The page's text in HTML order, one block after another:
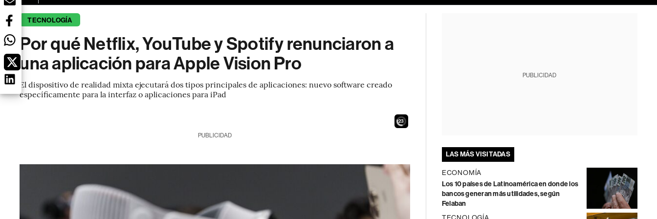
TECNOLOGÍA
Por qué Netflix, YouTube y Spotify renunciaron a
una aplicación para Apple Vision Pro
El dispositivo de realidad mixta ejecutará dos tipos principales de aplicaciones: nuevo software creado
específicamente para la interfaz o aplicaciones para iPad
22
PUBLICIDAD
PUBLICIDAD
LAS MÁS VISITADAS
ECONOMÍA
Los 10 países de Latinoamérica en donde los
bancos generan más utilidades, según
Felaban